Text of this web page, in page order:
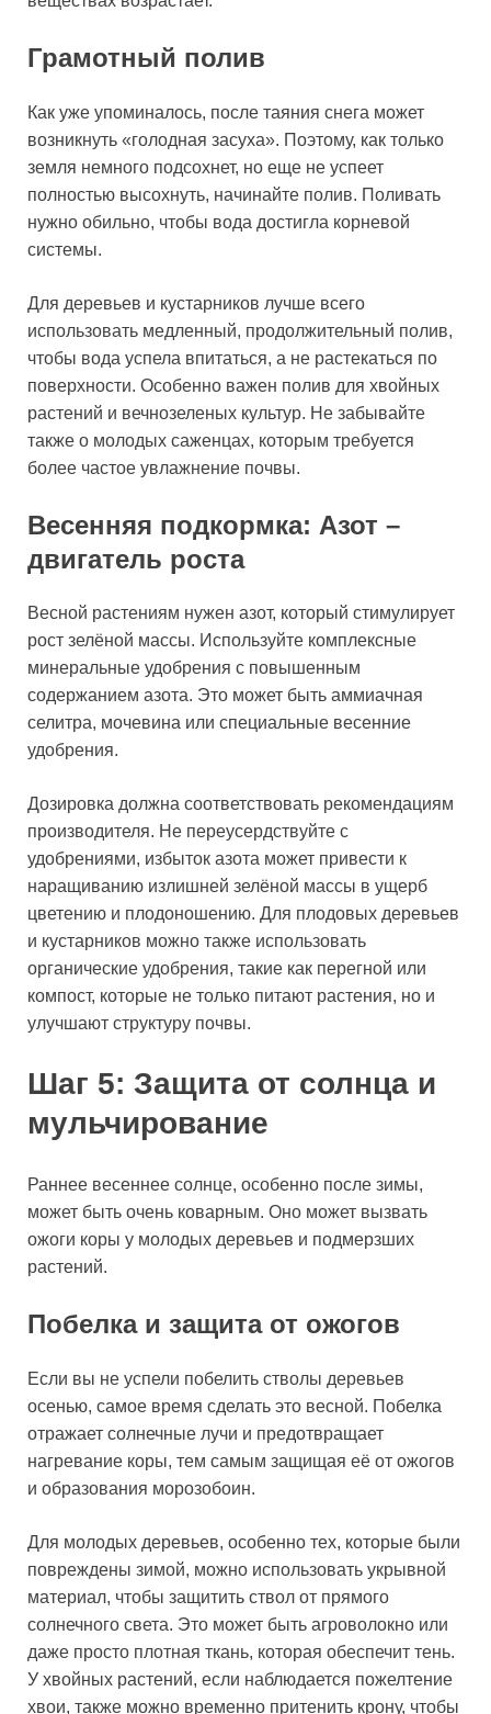
Грамотный полив
Как уже упоминалось, после таяния снега может
возникнуть «голодная засуха». Поэтому, как только
земля немного подсохнет, но еще не успеет
полностью высохнуть, начинайте полив. Поливать
нужно обильно, чтобы вода достигла корневой
системы.
Для деревьев и кустарников лучше всего
использовать медленный, продолжительный полив,
чтобы вода успела впитаться, а не растекаться по
поверхности. Особенно важен полив для хвойных
растений и вечнозеленых культур. Не забывайте
также о молодых саженцах, которым требуется
более частое увлажнение почвы.
Весенняя подкормка: Азот –
двигатель роста
Весной растениям нужен азот, который стимулирует
рост зелёной массы. Используйте комплексные
минеральные удобрения с повышенным
содержанием азота. Это может быть аммиачная
селитра, мочевина или специальные весенние
удобрения.
Дозировка должна соответствовать рекомендациям
производителя. Не переусердствуйте с
удобрениями, избыток азота может привести к
наращиванию излишней зелёной массы в ущерб
цветению и плодоношению. Для плодовых деревьев
и кустарников можно также использовать
органические удобрения, такие как перегной или
компост, которые не только питают растения, но и
улучшают структуру почвы.
Шаг 5: Защита от солнца и
мульчирование
Раннее весеннее солнце, особенно после зимы,
может быть очень коварным. Оно может вызвать
ожоги коры у молодых деревьев и подмерзших
растений.
Побелка и защита от ожогов
Если вы не успели побелить стволы деревьев
осенью, самое время сделать это весной. Побелка
отражает солнечные лучи и предотвращает
нагревание коры, тем самым защищая её от ожогов
и образования морозобоин.
Для молодых деревьев, особенно тех, которые были
повреждены зимой, можно использовать укрывной
материал, чтобы защитить ствол от прямого
солнечного света. Это может быть агроволокно или
даже просто плотная ткань, которая обеспечит тень.
У хвойных растений, если наблюдается пожелтение
хвои, также можно временно притенить крону, чтобы